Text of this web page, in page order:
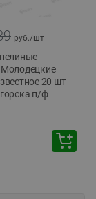
руб./шт
20 шт
п/ф